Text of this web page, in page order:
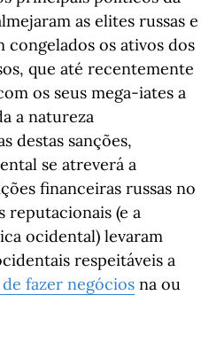
as elites russas e
congelados os ativos dos
que até recentemente
os seus mega-iates a
a natureza
destas sanções,
se atreverá a
financeiras russas no
reputacionais (e a
ocidental) levaram
respeitáveis a
fazer negócios na ou